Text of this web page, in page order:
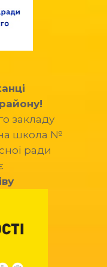
закладу
школа №
ради